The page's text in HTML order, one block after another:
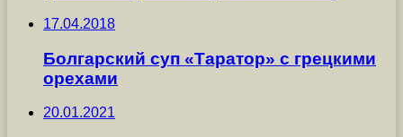
17.04.2018
Болгарский суп «Таратор» с грецкими
орехами
20.01.2021